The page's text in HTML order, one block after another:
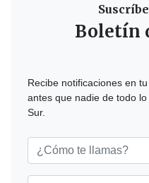
Boletín
Recibe notificaciones en
antes que nadie de todo
Sur.